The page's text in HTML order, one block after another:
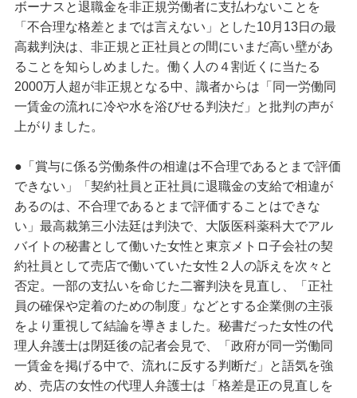
ボーナスと退職金を非正規労働者に支払わないことを
「不合理な格差とまでは言えない」とした10月13日の最
高裁判決は、非正規と正社員との間にいまだ高い壁があ
ることを知らしめました。働く人の４割近くに当たる
2000万人超が非正規となる中、識者からは「同一労働同
一賃金の流れに冷や水を浴びせる判決だ」と批判の声が
上がりました。
●「賞与に係る労働条件の相違は不合理であるとまで評価
できない」「契約社員と正社員に退職金の支給で相違が
あるのは、不合理であるとまで評価することはできな
い」最高裁第三小法廷は判決で、大阪医科薬科大でアル
バイトの秘書として働いた女性と東京メトロ子会社の契
約社員として売店で働いていた女性２人の訴えを次々と
否定。一部の支払いを命じた二審判決を見直し、「正社
員の確保や定着のための制度」などとする企業側の主張
をより重視して結論を導きました。秘書だった女性の代
理人弁護士は閉廷後の記者会見で、「政府が同一労働同
一賃金を掲げる中で、流れに反する判断だ」と語気を強
め、売店の女性の代理人弁護士は「格差是正の見直しを